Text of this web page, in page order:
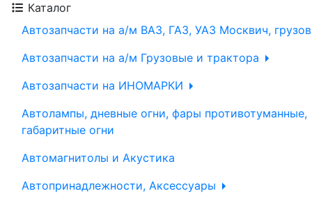
Каталог
Автозапчасти на а/м ВАЗ, ГАЗ, УАЗ Москвич,
Автозапчасти на а/м Грузовые и трактора
Автозапчасти на ИНОМАРКИ
Автолампы, дневные огни, фары противотуманные,
габаритные огни
Автомагнитолы и Акустика
Автопринадлежности, Аксессуары